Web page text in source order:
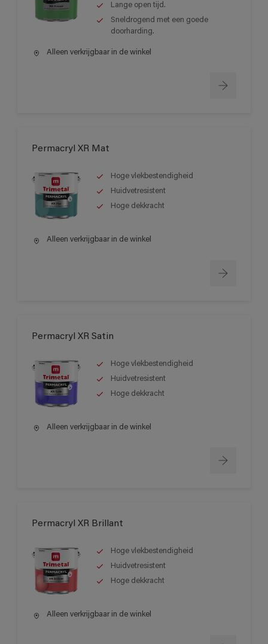
Lange open tijd.
Sneldrogend met een goede
doorharding.
Alleen verkrijgbaar in de winkel
Permacryl XR Mat
Hoge vlekbestendigheid
Huidvetresistent
Hoge dekkracht
Alleen verkrijgbaar in de winkel
Permacryl XR Satin
Hoge vlekbestendigheid
Huidvetresistent
Hoge dekkracht
Alleen verkrijgbaar in de winkel
Permacryl XR Brillant
Hoge vlekbestendigheid
Huidvetresistent
Hoge dekkracht
Alleen verkrijgbaar in de winkel